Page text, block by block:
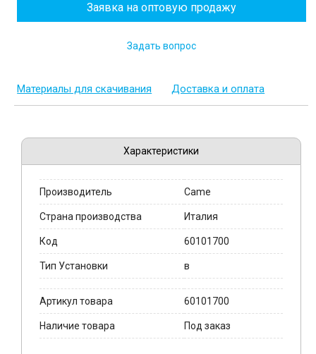
Заявка на оптовую продажу
Задать вопрос
Материалы для скачивания Доставка и оплата
Характеристики
Производитель Came
Страна производства Италия
Код 60101700
Тип Установки в
Артикул товара 60101700
Наличие товара Под заказ